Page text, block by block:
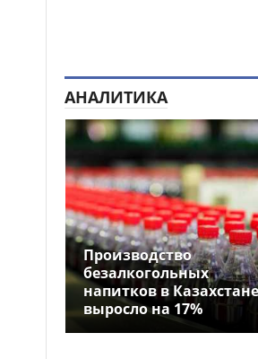
помещение, бизнес или
недвижимость для дохода
12:49
Мужчину задержали
после скандального тоста на
области
12:37
Фиделю – 40: в
Алматинском зоопарке
устроили праздник для
крокодила
12:26
Почти 12 тысяч км
электросетей отремонтировали
в Казахстане
АНАЛИТИКА
Производство
безалкогольных
напитков в Казахстане
выросло на 17%